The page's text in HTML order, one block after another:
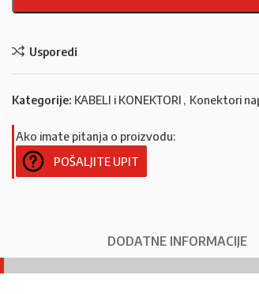
Usporedi
Kategorije: KABELI i KONEKTORI , Konektori
Ako imate pitanja o proizvodu:
POŠALJITE UPIT
DODATNE INFORMACIJE